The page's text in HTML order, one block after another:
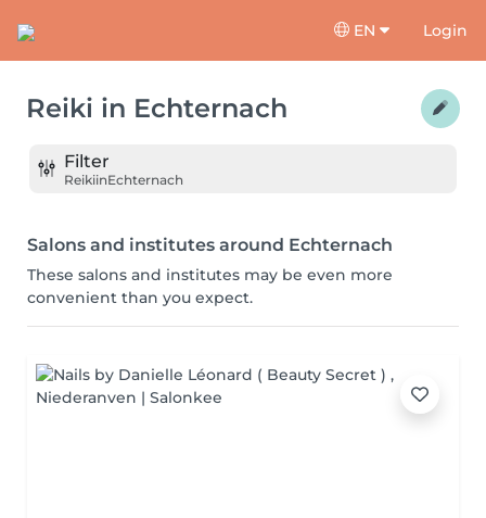
EN Login
Reiki in Echternach
Filter
ReikiinEchternach
Salons and institutes around Echternach
These salons and institutes may be even more
convenient than you expect.